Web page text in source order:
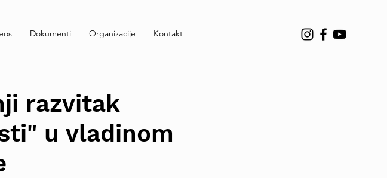
Dokumenti Organizacije Kontakt
razvitak
u vladinom